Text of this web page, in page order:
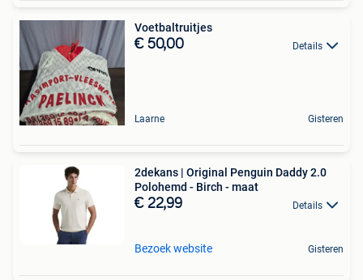
Voetbaltruitjes
€ 50,00 Details
Laarne Gisteren
2dekans | Original Penguin Daddy 2.0
Polohemd - Birch - maat
€ 22,99 Details
Bezoek website Gisteren